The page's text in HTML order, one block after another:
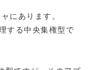
にあります。
する中央集権型で